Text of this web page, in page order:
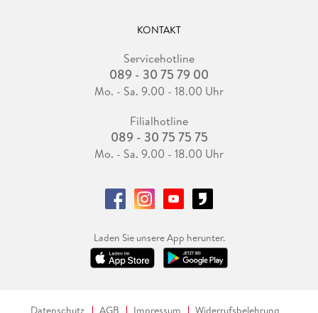
KONTAKT
Servicehotline
089 - 30 75 79 00
Mo. - Sa. 9.00 - 18.00 Uhr
Filialhotline
089 - 30 75 75 75
Mo. - Sa. 9.00 - 18.00 Uhr
Laden Sie unsere App herunter.